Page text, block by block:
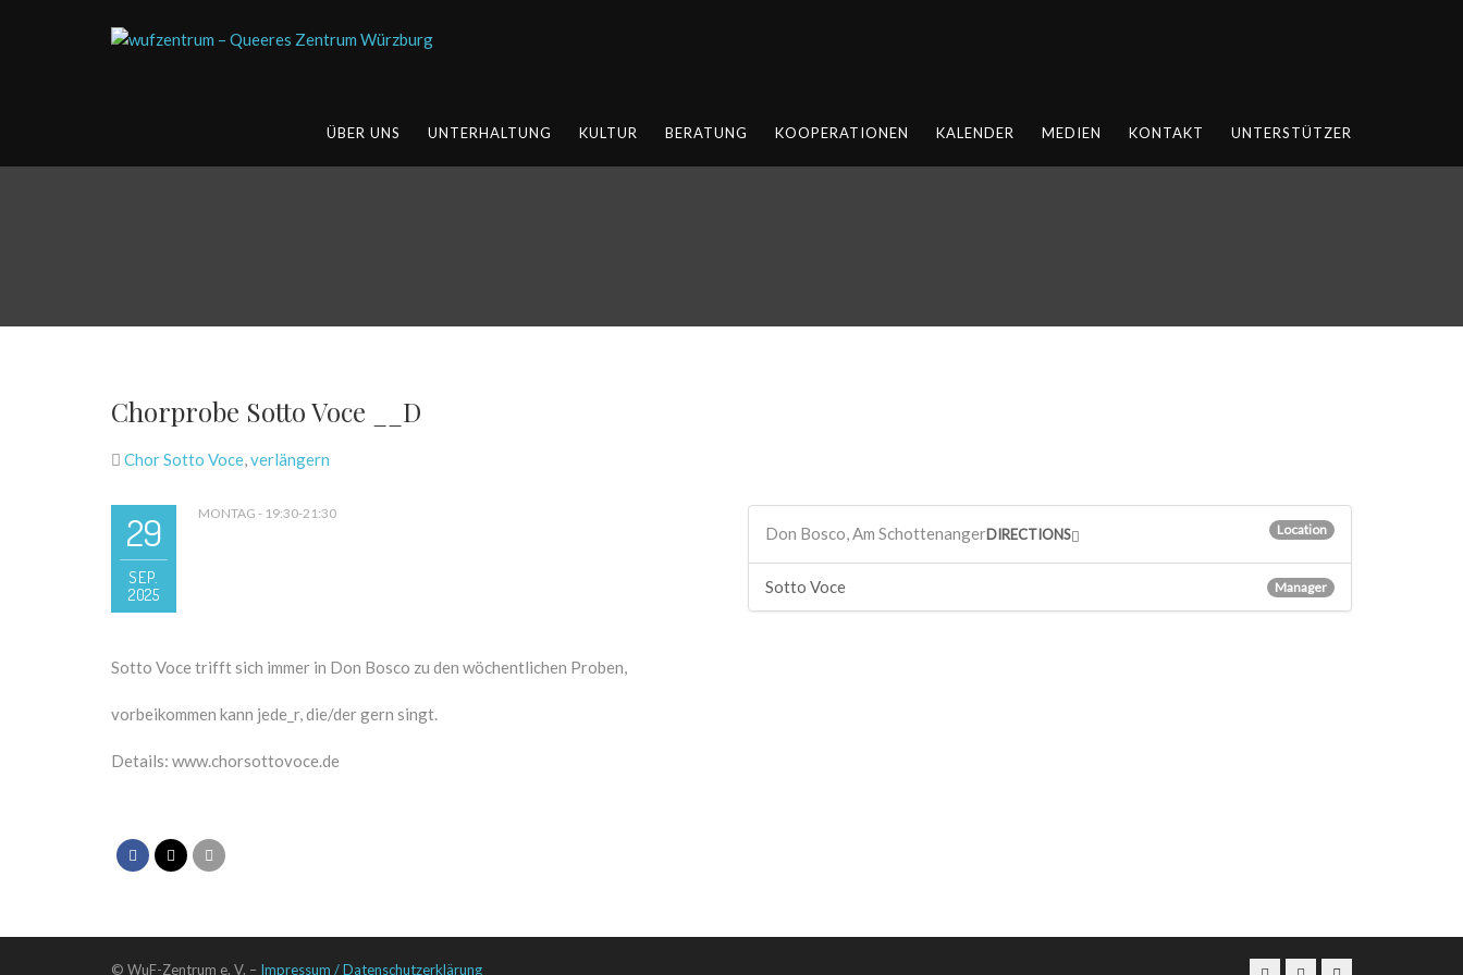
ÜBER UNS UNTERHALTUNG KULTUR BERATUNG KOOPERATIONEN KALENDER MEDIEN KONTAKT UNTERSTÜTZER
Chorprobe Sotto Voce __D
Chor Sotto Voce,verlängern
29
SEP.
2025
MONTAG - 19:30-21:30
Don Bosco, Am Schottenanger Location
DIRECTIONS
Sotto Voce Manager
Sotto Voce trifft sich immer in Don Bosco zu den wöchentlichen Proben,
vorbeikommen kann jede_r, die/der gern singt.
Details: www.chorsottovoce.de
© WuF-Zentrum e. V. – Impressum / Datenschutzerklärung